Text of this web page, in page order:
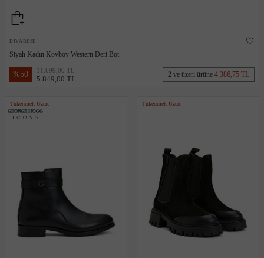
DIVARESE
Siyah Kadın Kovboy Western Deri Bot
%50 11.699,00 TL
5.849,00 TL 2 ve üzeri ürüne 4.386,75 TL
Tükenmek Üzere Tükenmek Üzere